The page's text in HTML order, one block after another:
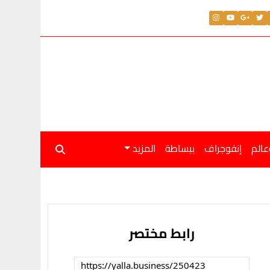
إنفوجراف ببساطة المزيد
رابط مختصر